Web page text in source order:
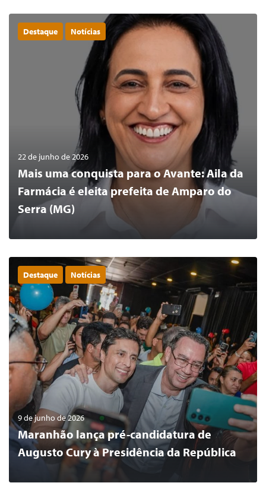
Destaque Notícias
22 de junho de 2026
Mais uma conquista para o Avante: Aila da
Farmácia é eleita prefeita de Amparo do
Serra (MG)
LER MAIS
Destaque Notícias
9 de junho de 2026
Maranhão lança pré-candidatura de
Augusto Cury à Presidência da República